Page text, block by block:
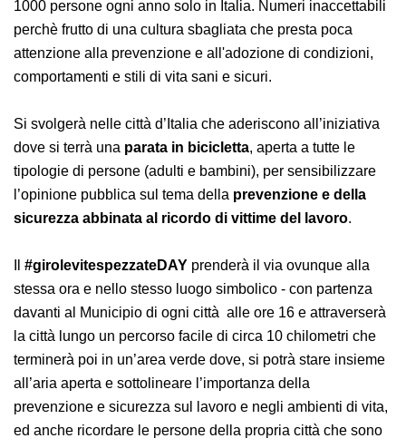
di 1000 persone ogni anno solo in Italia. Numeri
inaccettabili perchè frutto di una cultura sbagliata che
presta poca attenzione alla prevenzione e all'adozione
di condizioni, comportamenti e stili di vita sani e sicuri.
Si svolgerà nelle città d’Italia che aderiscono
all’iniziativa dove si terrà unaparata in bicicletta,
aperta a tutte le tipologie di persone (adulti e bambini),
per sensibilizzare l’opinione pubblica sul tema della
prevenzione e della sicurezza abbinata al ricordo di
Il#girolevitespezzateDAYprenderà il via ovunque alla
stessa ora e nello stesso luogo simbolico - con
partenza davanti al Municipio di ogni città alle ore 16 e
attraverserà la città lungo un percorso facile di circa 10
chilometri che terminerà poi in un’area verde dove, si
potrà stare insieme all’aria aperta e sottolineare
l’importanza della prevenzione e sicurezza sul lavoro e